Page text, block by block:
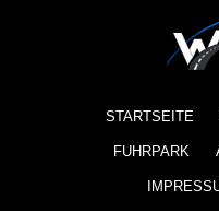
STARTSEITE
FUHRPARK